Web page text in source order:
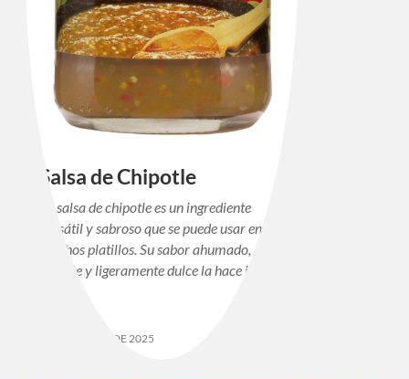
Salsa de Chipotle
La salsa de chipotle es un ingrediente
versátil y sabroso que se puede usar en
muchos platillos. Su sabor ahumado,
picante y ligeramente dulce la hace ideal
12 DE MARZO DE 2025